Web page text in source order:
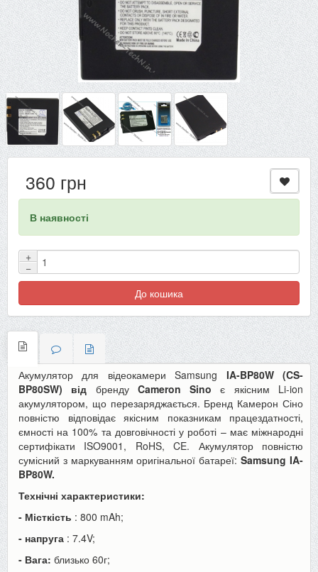
360 грн
В наявності
+
−
До кошика
Акумулятор для відеокамери Samsung IA-BP80W (CS-
BP80SW)
від бренду Cameron Sino є якісним Li-ion
акумулятором, що перезаряджається. Бренд Камерон Сіно
повністю відповідає якісним показникам працездатності,
ємності на 100% та довговічності у роботі – має міжнародні
сертифікати ISO9001, RoHS, CE. Акумулятор повністю
сумісний з маркуванням оригінальної батареї:Samsung IA-
BP80W.
Технічні характеристики:
- Місткість : 800 mAh;
- напруга : 7.4V;
- Вага: близько 60г;